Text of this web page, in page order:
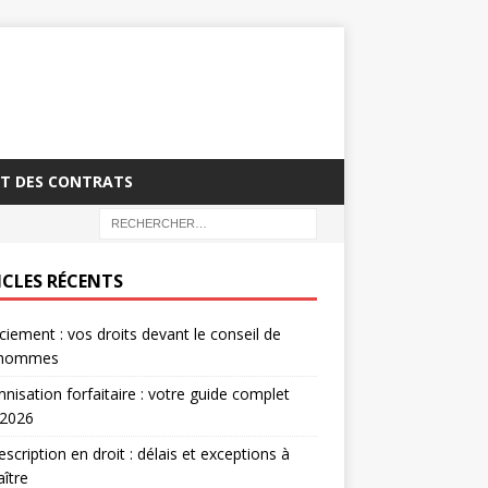
DES CONTRATS
RÉCENTS
: vos droits devant le conseil de
forfaitaire : votre guide complet
en droit : délais et exceptions à